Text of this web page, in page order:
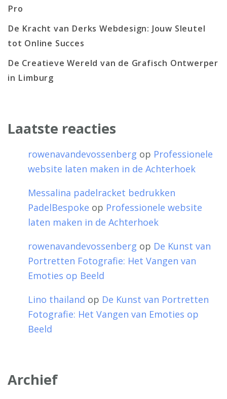
Pro
De Kracht van Derks Webdesign: Jouw Sleutel
tot Online Succes
De Creatieve Wereld van de Grafisch Ontwerper
in Limburg
Laatste reacties
rowenavandevossenberg op Professionele
website laten maken in de Achterhoek
Messalina padelracket bedrukken
PadelBespoke op Professionele website
laten maken in de Achterhoek
rowenavandevossenberg op De Kunst van
Portretten Fotografie: Het Vangen van
Emoties op Beeld
Lino thailand op De Kunst van Portretten
Fotografie: Het Vangen van Emoties op
Beeld
Archief